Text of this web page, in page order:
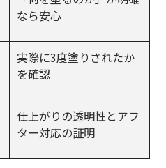
なら安心
実際に3度塗りされたか
を確認
仕上がりの透明性とアフ
ター対応の証明